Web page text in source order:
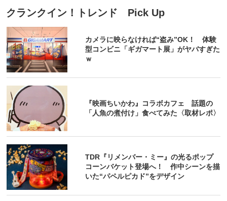
クランクイン！トレンド Pick Up
カメラに映らなければ“盗み”OK！ 体験
型コンビニ「ギガマート展」がヤバすぎた
ｗ
『映画ちいかわ』コラボカフェ 話題の
「人魚の煮付け」食べてみた〈取材レポ〉
TDR『リメンバー・ミー』の光るポップ
コーンバケット登場へ！ 作中シーンを描
いた“パペルピカド”をデザイン